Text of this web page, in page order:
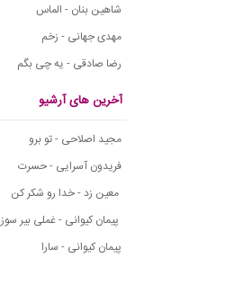
شاهین بنان - الماس
مهدی جهانی - زخم
رضا صادقی - یه چی بگم
آخرین های آرشیو
مجید اصلاحی - تو برو
فریدون آسرایی - حسرت
معین زد - خدا رو شکر کن
پیمان کیوانی - غملی بیر سوز
پیمان کیوانی - سارا